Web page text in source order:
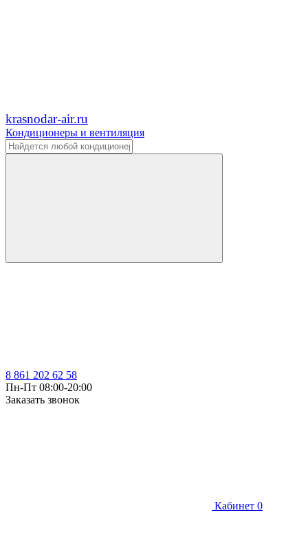
krasnodar-air.ru
Кондиционеры и вентиляция
8 861 202 62 58
Пн-Пт 08:00-20:00
Заказать звонок
Кабинет 0